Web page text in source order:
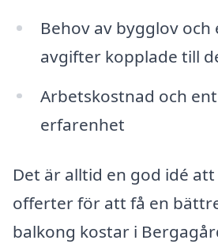
Behov av bygglov och
avgifter kopplade till
Arbetskostnad och
erfarenhet
Det är alltid en god idé
offerter för att få en
balkong kostar i